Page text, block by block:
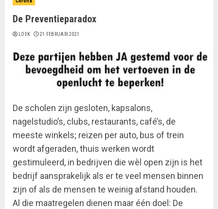
De Preventieparadox
LOEK 21 FEBRUARI 2021
De scholen zijn gesloten, kapsalons,
nagelstudio’s, clubs, restaurants, café’s, de
meeste winkels; reizen per auto, bus of trein
wordt afgeraden, thuis werken wordt
gestimuleerd, in bedrijven die wèl open zijn is het
bedrijf aansprakelijk als er te veel mensen binnen
zijn of als de mensen te weinig afstand houden.
Al die maatregelen dienen maar één doel: De